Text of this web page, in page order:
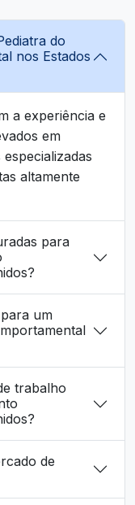
do
nos Estados
a experiência e
em
altamente
para
um
trabalho
de